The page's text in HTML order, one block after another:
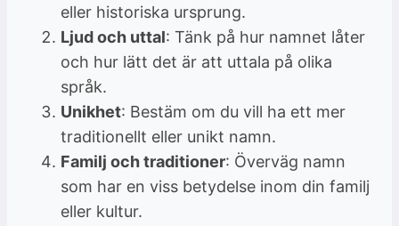
eller historiska ursprung.
Ljud och uttal: Tänk på hur namnet låter
och hur lätt det är att uttala på olika
språk.
Unikhet: Bestäm om du vill ha ett mer
traditionellt eller unikt namn.
Familj och traditioner: Överväg namn
som har en viss betydelse inom din familj
eller kultur.